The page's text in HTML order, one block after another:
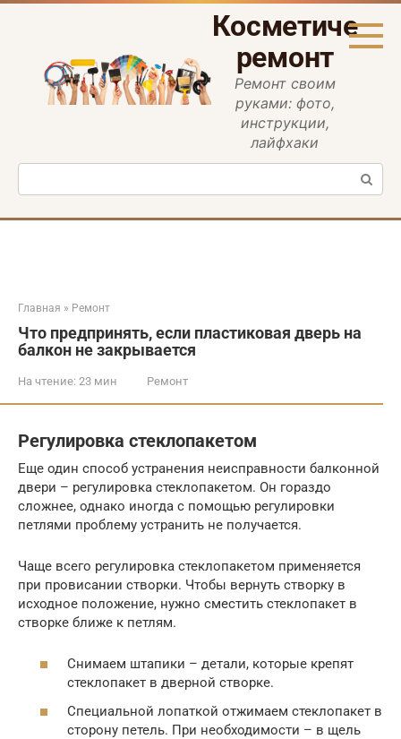
Перейти
ремонт
Ремонт своим
руками: фото,
инструкции,
лайфхаки
Поиск:
Главная » Ремонт
Что предпринять, если пластиковая дверь на
балкон не закрывается
На чтение: 23 мин Ремонт
Регулировка стеклопакетом
Еще один способ устранения неисправности балконной
двери – регулировка стеклопакетом. Он гораздо
сложнее, однако иногда с помощью регулировки
петлями проблему устранить не получается.
Чаще всего регулировка стеклопакетом применяется
при провисании створки. Чтобы вернуть створку в
исходное положение, нужно сместить стеклопакет в
створке ближе к петлям.
Снимаем штапики – детали, которые крепят
стеклопакет в дверной створке.
Специальной лопаткой отжимаем стеклопакет в
сторону петель. При необходимости – в щель